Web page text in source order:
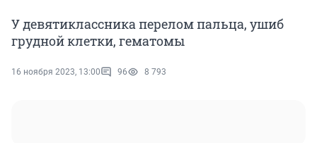
У девятиклассника перелом пальца, ушиб
грудной клетки, гематомы
16 ноября 2023, 13:00 96 8 793